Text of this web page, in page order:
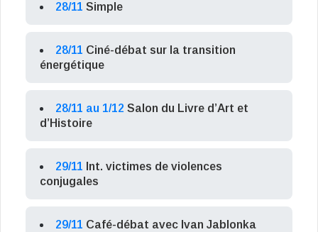
28/11 Simple
28/11 Ciné-débat sur la transition
énergétique
28/11 au 1/12 Salon du Livre d’Art et
d’Histoire
29/11 Int. victimes de violences
conjugales
29/11 Café-débat avec Ivan Jablonka